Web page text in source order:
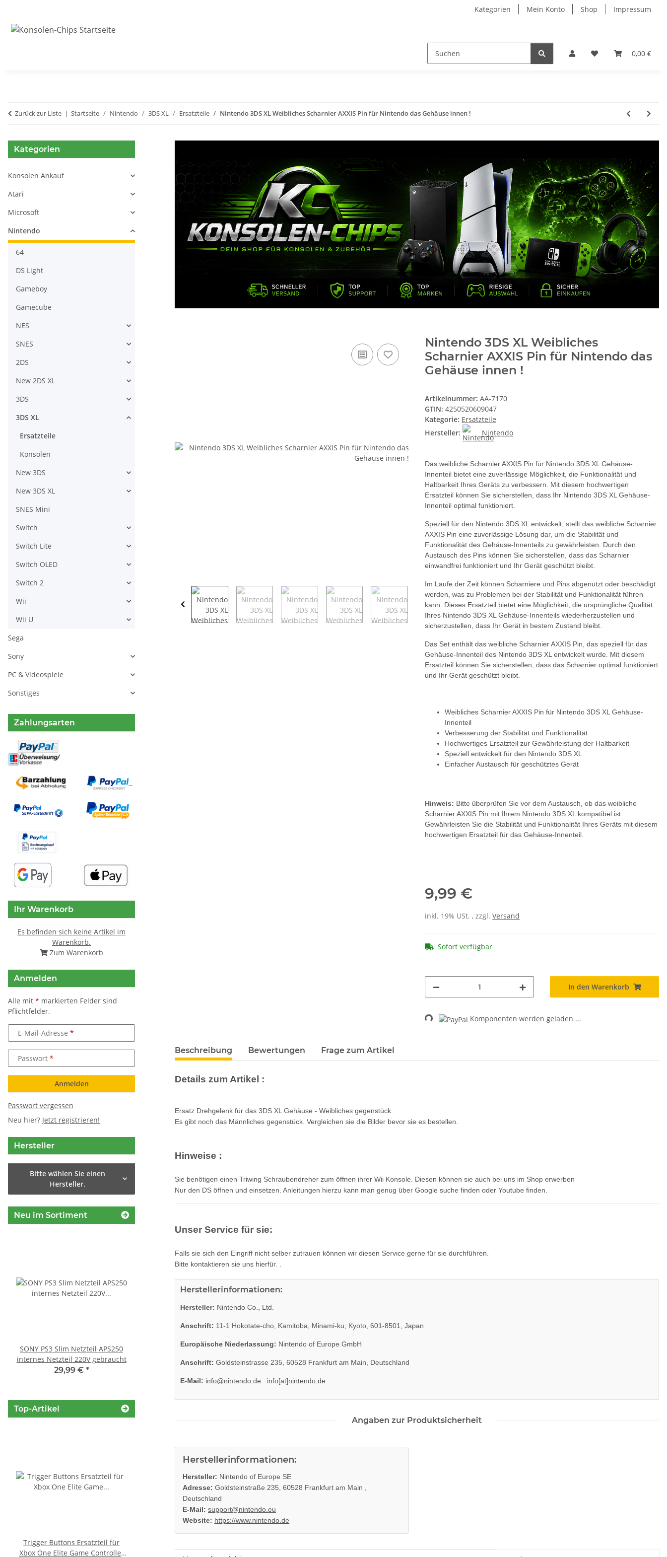
Kategorien Mein Konto Shop Impressum
0,00 €
Zurück zur Liste Startseite Nintendo 3DS XL Ersatzteile Nintendo 3DS XL Weibliches Scharnier AXXIS Pin für Nintendo das Gehäuse innen !
Nintendo 3DS XL Weibliches
Scharnier AXXIS Pin für Nintendo das
Gehäuse innen !
Artikelnummer: AA-7170
GTIN: 4250520609047
Kategorie: Ersatzteile
Hersteller:
Nintendo
Das weibliche Scharnier AXXIS Pin für Nintendo 3DS XL Gehäuse-
Innenteil bietet eine zuverlässige Möglichkeit, die Funktionalität und
Haltbarkeit Ihres Geräts zu verbessern. Mit diesem hochwertigen
Ersatzteil können Sie sicherstellen, dass Ihr Nintendo 3DS XL Gehäuse-
Innenteil optimal funktioniert.
Speziell für den Nintendo 3DS XL entwickelt, stellt das weibliche Scharnier
AXXIS Pin eine zuverlässige Lösung dar, um die Stabilität und
Funktionalität des Gehäuse-Innenteils zu gewährleisten. Durch den
Austausch des Pins können Sie sicherstellen, dass das Scharnier
einwandfrei funktioniert und Ihr Gerät geschützt bleibt.
Im Laufe der Zeit können Scharniere und Pins abgenutzt oder beschädigt
werden, was zu Problemen bei der Stabilität und Funktionalität führen
kann. Dieses Ersatzteil bietet eine Möglichkeit, die ursprüngliche Qualität
Ihres Nintendo 3DS XL Gehäuse-Innenteils wiederherzustellen und
sicherzustellen, dass Ihr Gerät in bestem Zustand bleibt.
Das Set enthält das weibliche Scharnier AXXIS Pin, das speziell für das
Gehäuse-Innenteil des Nintendo 3DS XL entwickelt wurde. Mit diesem
Ersatzteil können Sie sicherstellen, dass das Scharnier optimal funktioniert
und Ihr Gerät geschützt bleibt.
Weibliches Scharnier AXXIS Pin für Nintendo 3DS XL Gehäuse-
Innenteil
Verbesserung der Stabilität und Funktionalität
Hochwertiges Ersatzteil zur Gewährleistung der Haltbarkeit
Speziell entwickelt für den Nintendo 3DS XL
Einfacher Austausch für geschütztes Gerät
Hinweis: Bitte überprüfen Sie vor dem Austausch, ob das weibliche
Scharnier AXXIS Pin mit Ihrem Nintendo 3DS XL kompatibel ist.
Gewährleisten Sie die Stabilität und Funktionalität Ihres Geräts mit diesem
hochwertigen Ersatzteil für das Gehäuse-Innenteil.
9,99 €
inkl. 19% USt. , zzgl. Versand
Sofort verfügbar
In den Warenkorb
Loading... Komponenten werden geladen ...
weitere Registerkarten anzeigen
Beschreibung Bewertungen Frage zum Artikel
Details zum Artikel :
Ersatz Drehgelenk für das 3DS XL Gehäuse - Weibliches gegenstück.
Es gibt noch das Männliches gegenstück. Vergleichen sie die Bilder bevor sie es bestellen.
Hinweise :
Sie benötigen einen Triwing Schraubendreher zum öffnen ihrer Wii Konsole. Diesen können sie auch bei uns im Shop erwerben
Nur den DS öffnen und einsetzen. Anleitungen hierzu kann man genug über Google suche finden oder Youtube finden.
Unser Service für sie:
Falls sie sich den Eingriff nicht selber zutrauen können wir diesen Service gerne für sie durchführen.
Bitte kontaktieren sie uns hierfür. .
Herstellerinformationen:
Hersteller: Nintendo Co., Ltd.
Anschrift: 11-1 Hokotate-cho, Kamitoba, Minami-ku, Kyoto, 601-8501, Japan
Europäische Niederlassung: Nintendo of Europe GmbH
Anschrift: Goldsteinstrasse 235, 60528 Frankfurt am Main, Deutschland
E-Mail: info@nintendo.de info[at]nintendo.de
Angaben zur Produktsicherheit
Herstellerinformationen:
Hersteller: Nintendo of Europe SE
Adresse: Goldsteinstraße 235, 60528 Frankfurt am Main ,
Deutschland
E-Mail: support@nintendo.eu
Website: https://www.nintendo.de
Kategorien
Konsolen Ankauf
Atari
Microsoft
Nintendo
64
DS Light
Gameboy
Gamecube
NES
SNES
2DS
New 2DS XL
3DS
3DS XL
Ersatzteile
Konsolen
New 3DS
New 3DS XL
SNES Mini
Switch
Switch Lite
Switch OLED
Switch 2
Wii
Wii U
Sega
Sony
PC & Videospiele
Sonstiges
Zahlungsarten
Ihr Warenkorb
Es befinden sich keine Artikel im
Warenkorb.
Zum Warenkorb
Anmelden
Alle mit * markierten Felder sind
Pflichtfelder.
E-Mail-Adresse
Passwort
Anmelden
Passwort vergessen
Neu hier? Jetzt registrieren!
Hersteller
Bitte wählen Sie einen
Hersteller.
Neu im Sortiment
SONY PS3 Slim Netzteil APS250
internes Netzteil 220V gebraucht
29,99 € *
KEM 450AAA Laufwerk ohne
Laser für Sony Playstation 3 PS3
SONY PS3 Slim Netzteil EADP
185AB Internes Netzteil 220V
Top-Artikel
Trigger Buttons Ersatzteil für
Xbox One Elite Game Controller